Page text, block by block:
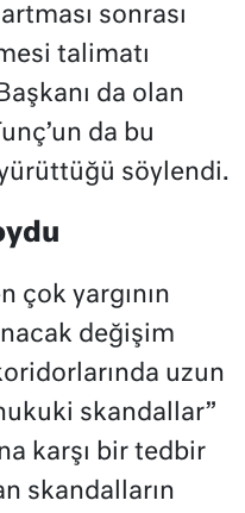
sonrası
talimatı
da olan
da bu
söylendi.
çok yargının
değişim
uzun
skandallar”
karşı bir tedbir
skandalların